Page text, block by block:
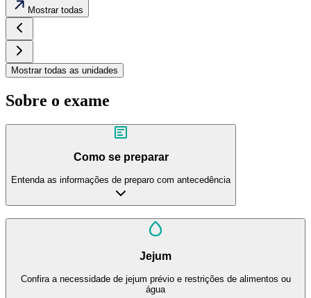
Mostrar todas
Mostrar todas as unidades
Sobre o exame
Como se preparar
Entenda as informações de preparo com antecedência
Jejum
Confira a necessidade de jejum prévio e restrições de alimentos ou
água